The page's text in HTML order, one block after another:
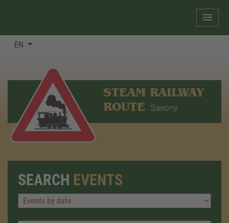
EN
STEAM RAILWAY
ROUTE Saxony
SEARCH EVENTS